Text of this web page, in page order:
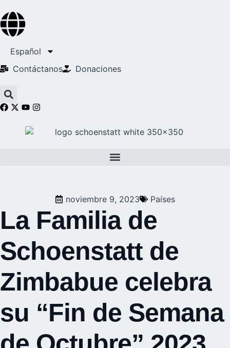
Español
Contáctanos
Donaciones
noviembre 9, 2023 Países
La Familia de
Schoenstatt de
Zimbabue celebra
su “Fin de Semana